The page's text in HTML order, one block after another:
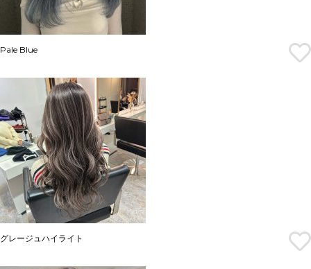
Pale Blue
グレージュハイライト